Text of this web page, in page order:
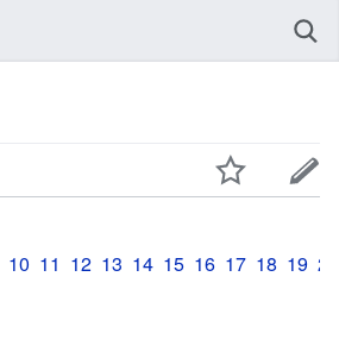
10 11 12 13 14 15 16 17 18 19 20